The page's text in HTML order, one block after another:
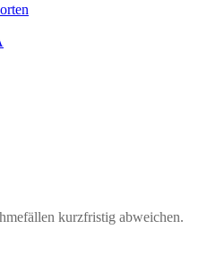
kurzfristig abweichen.